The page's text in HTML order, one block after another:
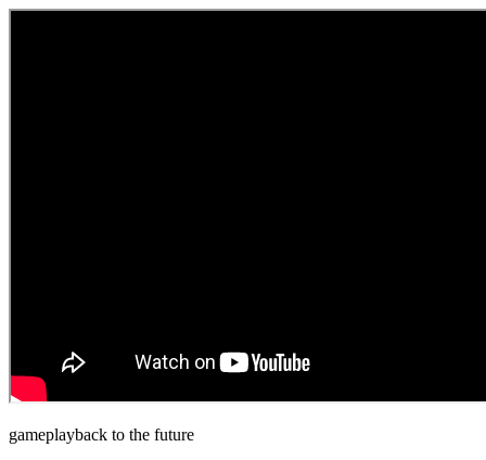
gameplayback to the future